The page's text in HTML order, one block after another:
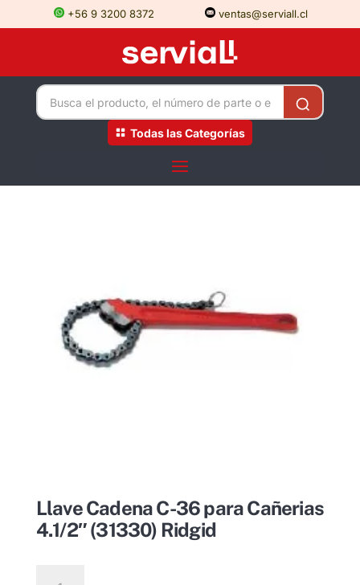
+56 9 3200 8372 ventas@serviall.cl
Todas las Categorías
Llave Cadena C-36 para Cañerias
4.1/2″ (31330) Ridgid